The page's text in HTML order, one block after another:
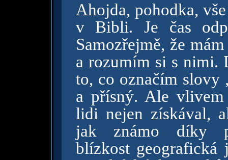
Ahojda, pohodka,
v Bibli. Je čas
Samozřejmě, že
a rozumím si s nimi.
to, co označím slovy
a přísný. Ale
lidi nejen získával,
jak známo díky
blízkost